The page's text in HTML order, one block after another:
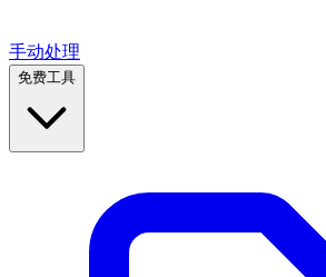
手动处理
免费工具